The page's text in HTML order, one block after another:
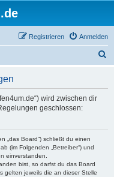
Anmelden
Registrieren
wird zwischen dir
geschlossen:
„das Board“) schließt du einen
(im Folgenden „Betreiber“) und
einverstanden.
bist, so darfst du das Board
gelten jeweils die an dieser Stelle